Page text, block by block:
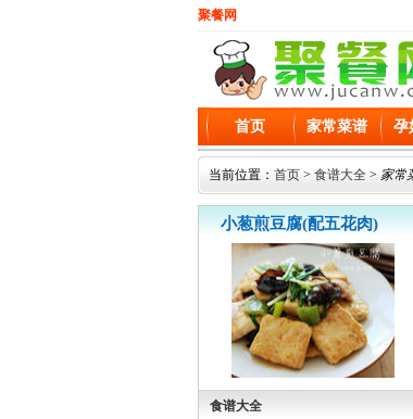
聚餐网
首页 家常菜谱 孕
当前位置： 首页 > 食谱大全 > 家常
小葱煎豆腐(配五花肉)
食谱大全